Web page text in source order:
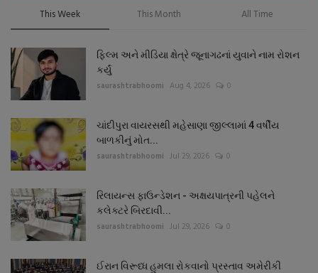
This Week This Month All Time
ફિલ્મ અને મીડિયા ક્ષેત્રે જૂનાગઢનાં યુવાને નામ રોશન
કર્યું
saurashtrabhoomi Aug 4, 2026 0
ચાંદીપુરા વાયરસથી મહેસાણા જીલ્લામાં 4 વર્ષીય
બાળકીનું મોત...
saurashtrabhoomi Jul 29, 2026 0
રિલાયન્સ ફાઉન્ડેશન - અક્ષયપાત્રની પહેલને
કલેક્ટરે બિરદાવી...
saurashtrabhoomi Jul 29, 2026 0
ઈરાન વિરૂધ્ધ હુમલા રોકવાનો પ્રસ્તાવ અમેરીકી